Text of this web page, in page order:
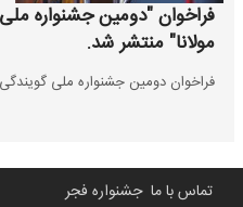
فراخوان "دومین جشنواره
مولانا" منتشر شد.
فراخوان دومین جشنواره ملی
تماس با ما جشنواره فجر